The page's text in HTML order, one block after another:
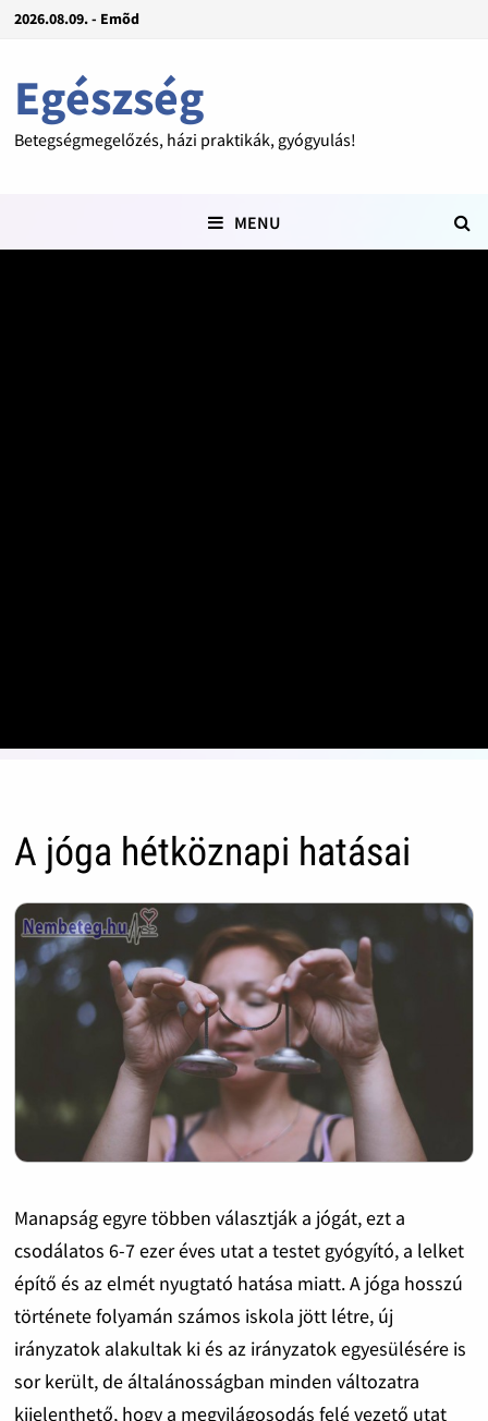
2026.08.09. - Emõd
Egészség
Betegségmegelőzés, házi praktikák, gyógyulás!
MENU
A jóga hétköznapi hatásai
Manapság egyre többen választják a jógát, ezt a
csodálatos 6-7 ezer éves utat a testet gyógyító, a lelket
építő és az elmét nyugtató hatása miatt. A jóga hosszú
története folyamán számos iskola jött létre, új
irányzatok alakultak ki és az irányzatok egyesülésére is
sor került, de általánosságban minden változatra
kijelenthető, hogy a megvilágosodás felé vezető utat